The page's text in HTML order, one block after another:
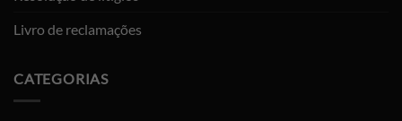
Livro de reclamações
CATEGORIAS